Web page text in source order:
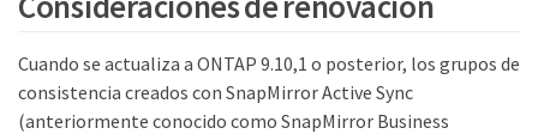
Cuando se actualiza a ONTAP 9.10,1 o posterior, los grupos de
consistencia creados con SnapMirror Active Sync
(anteriormente conocido como SnapMirror Business